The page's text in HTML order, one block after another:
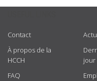
Contact
À propos de la
HCCH
FAQ
jour